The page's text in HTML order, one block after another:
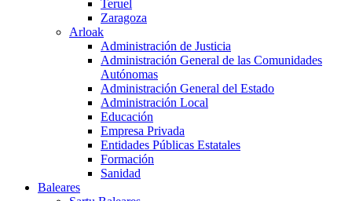
Teruel
Zaragoza
Arloak
Administración de Justicia
Administración General de las Comunidades
Autónomas
Administración General del Estado
Administración Local
Educación
Empresa Privada
Entidades Públicas Estatales
Formación
Sanidad
Baleares